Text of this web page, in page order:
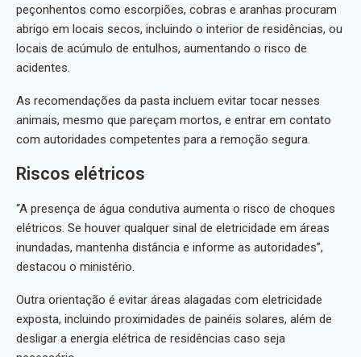
peçonhentos como escorpiões, cobras e aranhas procuram
abrigo em locais secos, incluindo o interior de residências, ou
locais de acúmulo de entulhos, aumentando o risco de
acidentes.
As recomendações da pasta incluem evitar tocar nesses
animais, mesmo que pareçam mortos, e entrar em contato
com autoridades competentes para a remoção segura.
Riscos elétricos
“A presença de água condutiva aumenta o risco de choques
elétricos. Se houver qualquer sinal de eletricidade em áreas
inundadas, mantenha distância e informe as autoridades”,
destacou o ministério.
Outra orientação é evitar áreas alagadas com eletricidade
exposta, incluindo proximidades de painéis solares, além de
desligar a energia elétrica de residências caso seja